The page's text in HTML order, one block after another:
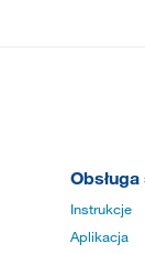
Instrukcje
Aplikacja